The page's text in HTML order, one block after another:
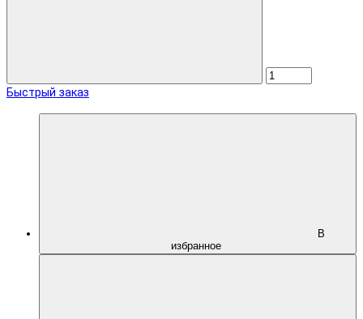
Быстрый заказ
В
избранное